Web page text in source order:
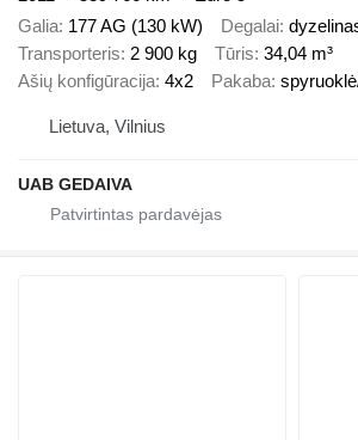
Galia 177 AG (130 kW) Degalai
Transporteris 2 900 kg Tūris 34,04 m³
Ašių konfigūracija 4x2 Pakaba
Lietuva, Vilnius
UAB GEDAIVA